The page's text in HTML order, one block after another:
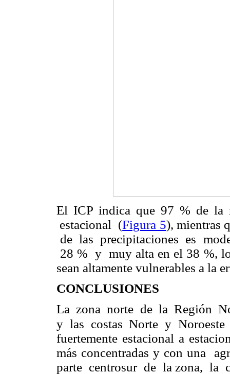
El ICP indica que 97 % de la
estacional (Figura 5), mientras
de las precipitaciones es
28 % y muy alta en el 38 %, lo
sean altamente vulnerables a la
CONCLUSIONES
La zona norte de la Región
y las costas Norte y
fuertemente estacional a
más concentradas y con una
parte centrosur de la zona, la